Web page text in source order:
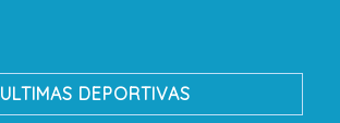
ULTIMAS DEPORTIVAS